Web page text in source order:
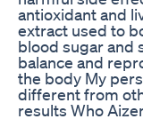
antioxidant and
extract used to
blood sugar and
balance and
the body My
different from
results Who